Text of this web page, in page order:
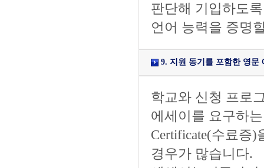
판단해 기입하도
언어 능력을 증명
9. 지원 동기를 포함한 영문
학교와 신청 프로
에세이를 요구하
Certificate(수료증
경우가 많습니다.